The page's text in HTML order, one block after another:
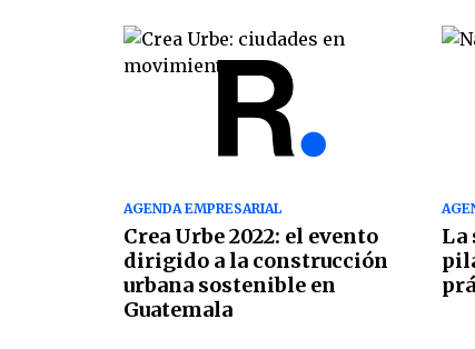
AGENDA EMPRESARIAL
Crea Urbe 2022: el evento
dirigido a la construcción
urbana sostenible en
Guatemala
La